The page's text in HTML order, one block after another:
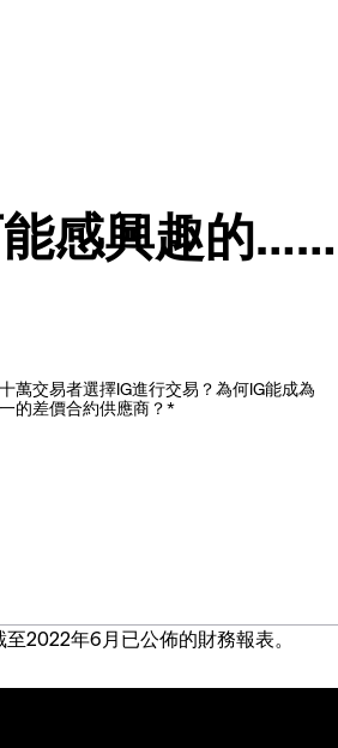
感興趣的……
萬交易者選擇IG進行交易？為何IG能成為
的差價合約供應商？*
2022年6月已公佈的財務報表。